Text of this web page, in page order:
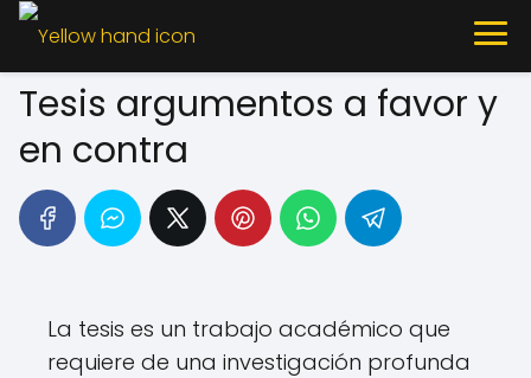
Tesis argumentos a favor y
en contra
La tesis es un trabajo académico que
requiere de una investigación profunda